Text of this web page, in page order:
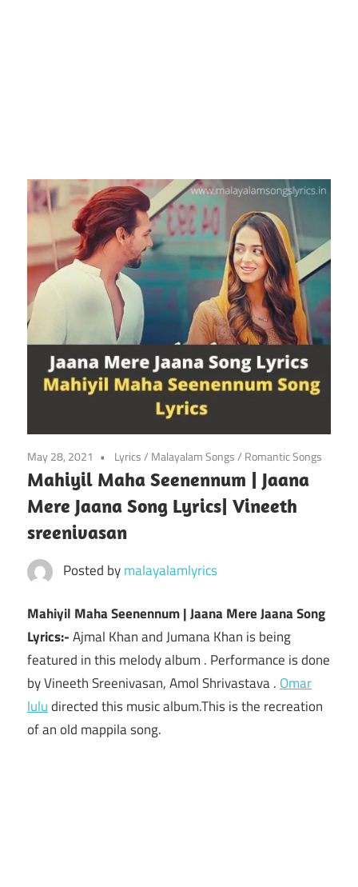
May 28, 2021 Lyrics/ Malayalam Songs/ Romantic Songs
Mahiyil Maha Seenennum | Jaana
Mere Jaana Song Lyrics| Vineeth
sreenivasan
Posted bymalayalamlyrics
Mahiyil Maha Seenennum | Jaana Mere Jaana Song
Lyrics:-Ajmal Khan and Jumana Khan is being
featured in this melody album . Performance is done
by Vineeth Sreenivasan, Amol Shrivastava .Omar
luludirected this music album.This is the recreation
of an old mappila song.